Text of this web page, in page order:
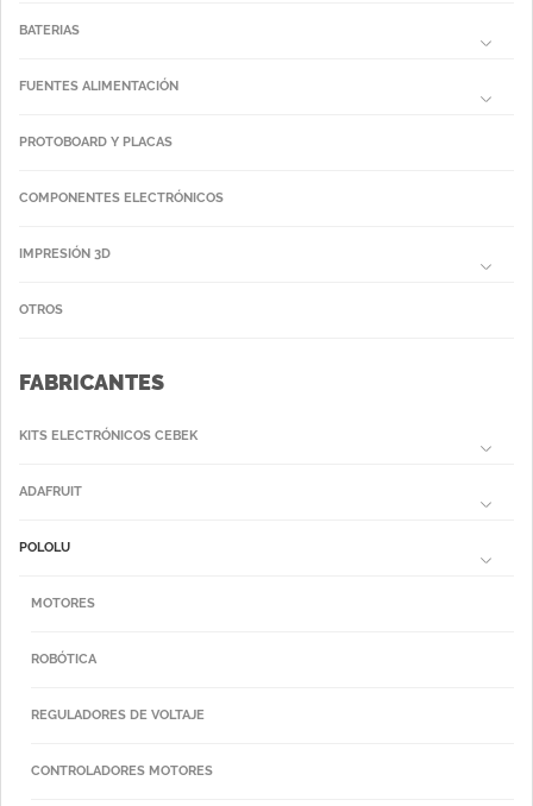
BATERIAS
FUENTES ALIMENTACIÓN
PROTOBOARD Y PLACAS
COMPONENTES ELECTRÓNICOS
IMPRESIÓN 3D
OTROS
FABRICANTES
KITS ELECTRÓNICOS CEBEK
ADAFRUIT
POLOLU
MOTORES
ROBÓTICA
REGULADORES DE VOLTAJE
CONTROLADORES MOTORES